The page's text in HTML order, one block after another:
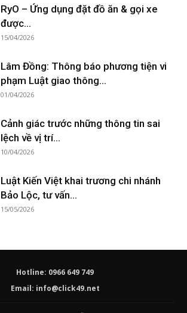
RyO – Ứng dụng đặt đồ ăn & gọi xe
được...
15/04/2026
Lâm Đồng: Thông báo phương tiện vi
phạm Luật giao thông...
01/04/2026
Cảnh giác trước những thông tin sai
lệch về vị trí...
10/04/2026
Luật Kiến Việt khai trương chi nhánh
Bảo Lộc, tư vấn...
15/05/2026
Hotline: 0966 649 749
Email: info@click49.net